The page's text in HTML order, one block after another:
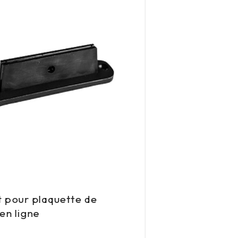
pour plaquette de
ligne